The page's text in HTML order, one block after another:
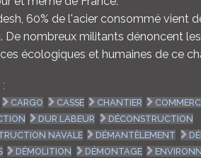
60% de l'acier consommé vient
De nombreux militants dénoncent les
écologiques et humaines de ce
CARGO CASSE CHANTIER
DUR LABEUR
DÉCONSTRUCTION
NAVALE
DÉMANTÈLEMENT
DÉMOLITION DÉMONTAGE